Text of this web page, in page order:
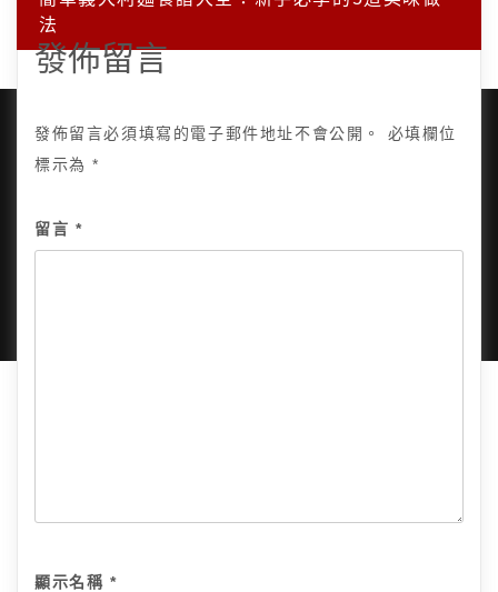
法
發佈留言
發佈留言必須填寫的電子郵件地址不會公開。
必填欄位
標示為*
留言 *
顯示名稱 *